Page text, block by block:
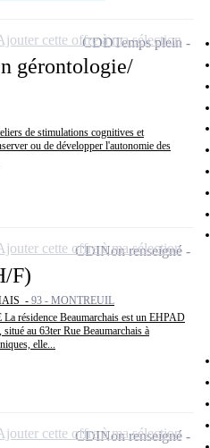
gérontologie/
de stimulations cognitives et
ou de développer l'autonomie des
CDDTemps plein
cette offre à ma sélection
F)
- 93 - MONTREUIL
résidence Beaumarchais est un EHPAD
au 63ter Rue Beaumarchais à
elle...
CDINon renseigné
cette offre à ma sélection
CDINon renseigné
cette offre à ma sélection